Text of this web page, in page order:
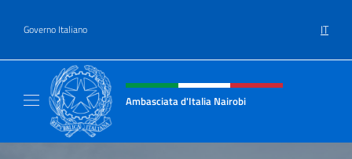
Governo Italiano IT
Intestazione sito, social e menù
Ambasciata d'Italia Nairobi